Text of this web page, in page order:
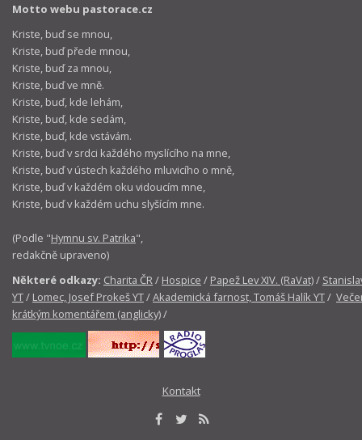
Motto webu pastorace.cz
Kriste, buď se mnou,
Kriste, buď přede mnou,
Kriste, buď za mnou,
Kriste, buď ve mně.
Kriste, buď, kde lehám,
Kriste, buď, kde sedám,
Kriste, buď, kde vstávám.
Kriste, buď v srdci každého myslícího na mne,
Kriste, buď v ústech každého mluvicího o mně,
Kriste, buď v každém oku vidoucím mne,
Kriste, buď v každém uchu slyšícím mne.
(Podle "Hymnu sv. Patrika",
redakčně upraveno)
Některé odkazy: Charita ČR/ Hospice / Papež Lev XIV. (RaVat)/
YT/ Lomec, Josef Prokeš YT/Akademická farnost, Tomáš Halík YT/
krátkým komentářem (anglicky)/
Kontakt